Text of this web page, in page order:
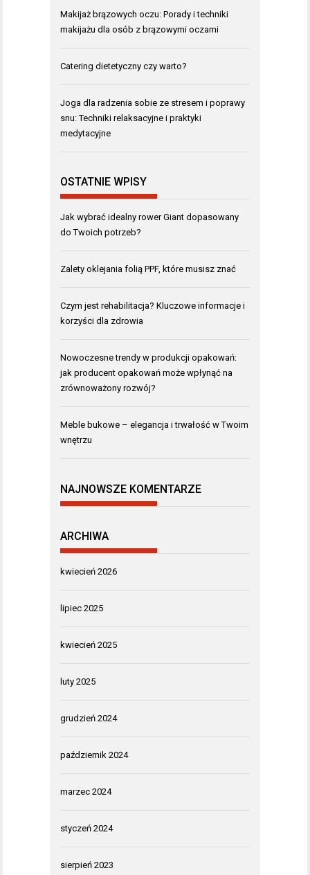
Makijaż brązowych oczu: Porady i techniki
makijażu dla osób z brązowymi oczami
Catering dietetyczny czy warto?
Joga dla radzenia sobie ze stresem i poprawy
snu: Techniki relaksacyjne i praktyki
medytacyjne
OSTATNIE WPISY
Jak wybrać idealny rower Giant dopasowany
do Twoich potrzeb?
Zalety oklejania folią PPF, które musisz znać
Czym jest rehabilitacja? Kluczowe informacje i
korzyści dla zdrowia
Nowoczesne trendy w produkcji opakowań:
jak producent opakowań może wpłynąć na
zrównoważony rozwój?
Meble bukowe – elegancja i trwałość w Twoim
wnętrzu
NAJNOWSZE KOMENTARZE
ARCHIWA
kwiecień 2026
lipiec 2025
kwiecień 2025
luty 2025
grudzień 2024
październik 2024
marzec 2024
styczeń 2024
sierpień 2023